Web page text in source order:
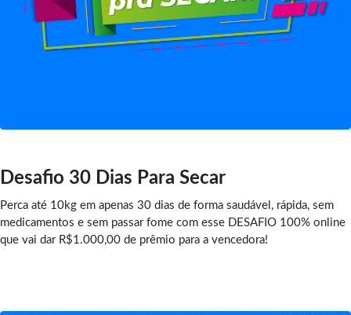
Desafio 30 Dias Para Secar
Perca até 10kg em apenas 30 dias de forma saudável, rápida, sem
medicamentos e sem passar fome com esse DESAFIO 100% online
que vai dar R$1.000,00 de prêmio para a vencedora!